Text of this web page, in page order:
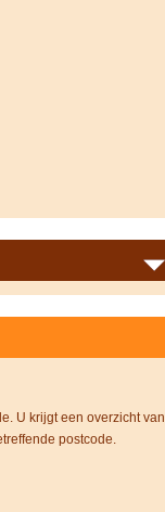
U krijgt een overzicht van
postcode.